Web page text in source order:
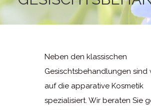
Neben den klassischen
Gesischtsbehandlungen sind
auf die apparative Kosmetik
spezialisiert. Wir beraten Sie